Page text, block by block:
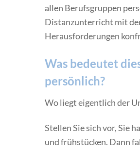
allen Berufsgruppen
Distanzunterricht mit
Herausforderungen
Was bedeutet
persönlich?
Wo liegt eigentlich der
Stellen Sie sich vor, Sie
und frühstücken. Dann